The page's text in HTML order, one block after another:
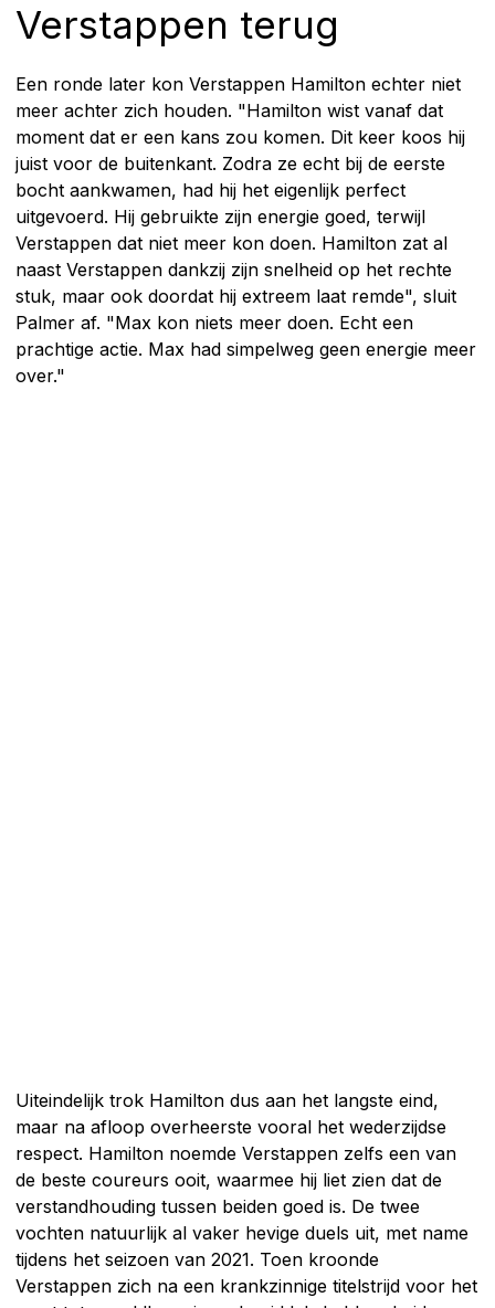
Verstappen terug
Een ronde later kon Verstappen Hamilton echter niet
meer achter zich houden. "Hamilton wist vanaf dat
moment dat er een kans zou komen. Dit keer koos hij
juist voor de buitenkant. Zodra ze echt bij de eerste
bocht aankwamen, had hij het eigenlijk perfect
uitgevoerd. Hij gebruikte zijn energie goed, terwijl
Verstappen dat niet meer kon doen. Hamilton zat al
naast Verstappen dankzij zijn snelheid op het rechte
stuk, maar ook doordat hij extreem laat remde", sluit
Palmer af. "Max kon niets meer doen. Echt een
prachtige actie. Max had simpelweg geen energie meer
over."
Uiteindelijk trok Hamilton dus aan het langste eind,
maar na afloop overheerste vooral het wederzijdse
respect. Hamilton noemde Verstappen zelfs een van
de beste coureurs ooit, waarmee hij liet zien dat de
verstandhouding tussen beiden goed is. De twee
vochten natuurlijk al vaker hevige duels uit, met name
tijdens het seizoen van 2021. Toen kroonde
Verstappen zich na een krankzinnige titelstrijd voor het